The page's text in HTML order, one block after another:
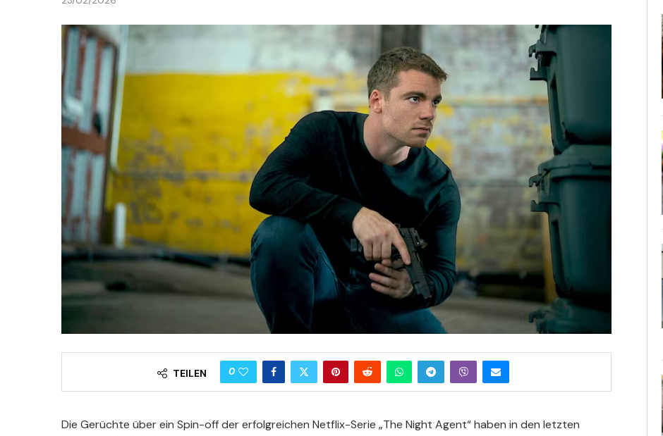
TEILEN 0
Die Gerüchte über ein Spin-off der erfolgreichen Netflix-Serie „The Night Agent“ haben in den letzten